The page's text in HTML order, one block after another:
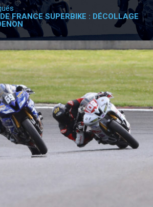
la billetterie
FRANCE SUPERBIKE : DÉCOLLAGE